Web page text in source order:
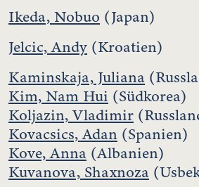
Ikeda, Nobuo (Japan)
Jelcic, Andy (Kroatien)
Kaminskaja, Juliana
Kim, Nam Hui (Südkorea)
Koljazin, Vladimir
Kovacsics, Adan (Spanien)
Kove, Anna (Albanien)
Kuvanova, Shaxnoza